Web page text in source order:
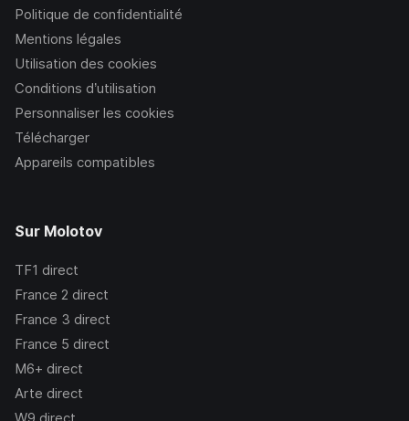
Politique de confidentialité
Mentions légales
Utilisation des cookies
Conditions d’utilisation
Personnaliser les cookies
Télécharger
Appareils compatibles
Sur Molotov
TF1 direct
France 2 direct
France 3 direct
France 5 direct
M6+ direct
Arte direct